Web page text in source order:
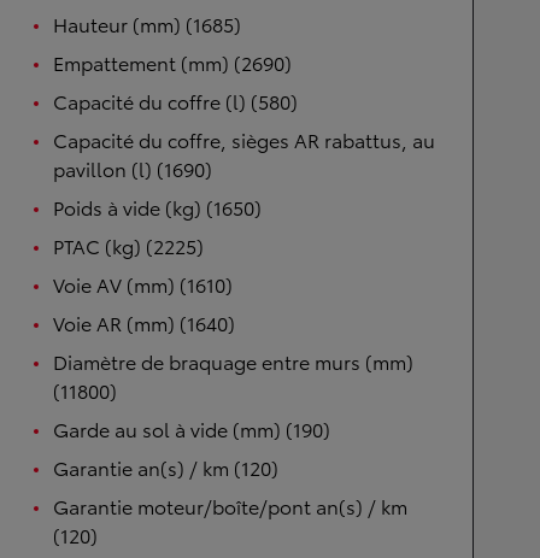
Hauteur (mm) (1685)
Empattement (mm) (2690)
Capacité du coffre (l) (580)
Capacité du coffre, sièges AR rabattus, au
pavillon (l) (1690)
Poids à vide (kg) (1650)
PTAC (kg) (2225)
Voie AV (mm) (1610)
Voie AR (mm) (1640)
Diamètre de braquage entre murs (mm)
(11800)
Garde au sol à vide (mm) (190)
Garantie an(s) / km (120)
Garantie moteur/boîte/pont an(s) / km
(120)